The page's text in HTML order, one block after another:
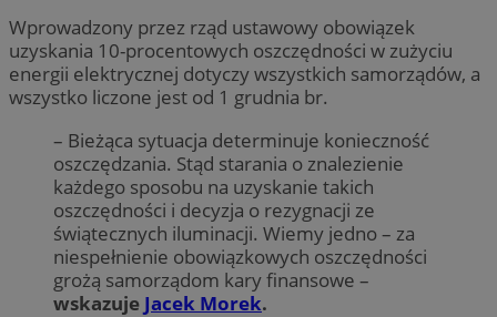
Wprowadzony przez rząd ustawowy obowiązek
uzyskania 10-procentowych oszczędności w zużyciu
energii elektrycznej dotyczy wszystkich samorządów, a
wszystko liczone jest od 1 grudnia br.
– Bieżąca sytuacja determinuje konieczność
oszczędzania. Stąd starania o znalezienie
każdego sposobu na uzyskanie takich
oszczędności i decyzja o rezygnacji ze
świątecznych iluminacji. Wiemy jedno – za
niespełnienie obowiązkowych oszczędności
grożą samorządom kary finansowe –
wskazuje Jacek Morek.